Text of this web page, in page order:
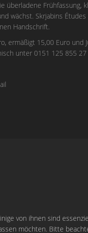
überladene
wächst. Skrjabins
Handschrift.
ermäßigt 15,00 Euro und
unter 0151 125 855
von ihnen sind
möchten. Bitte